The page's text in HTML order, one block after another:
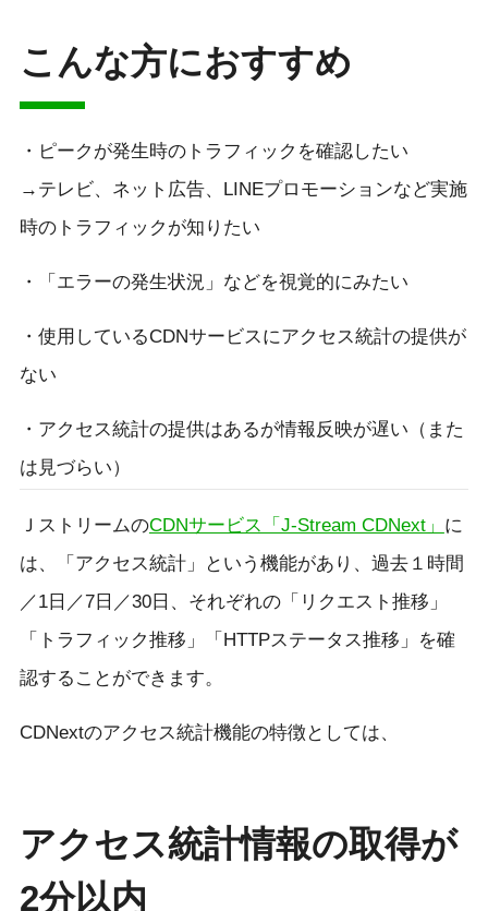
こんな方におすすめ
・ピークが発生時のトラフィックを確認したい
→テレビ、ネット広告、LINEプロモーションなど実施
時のトラフィックが知りたい
・「エラーの発生状況」などを視覚的にみたい
・使用しているCDNサービスにアクセス統計の提供が
ない
・アクセス統計の提供はあるが情報反映が遅い（また
は見づらい）
ＪストリームのCDNサービス「J-Stream CDNext」 に
は、「アクセス統計」という機能があり、過去１時間
／1日／7日／30日、それぞれの「リクエスト推移」
「トラフィック推移」「HTTPステータス推移」を確
認することができます。
CDNextのアクセス統計機能の特徴としては、
アクセス統計情報の取得が
2分以内